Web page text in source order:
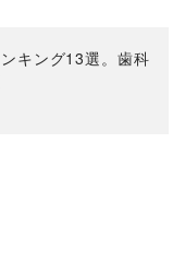
キング13選。歯科